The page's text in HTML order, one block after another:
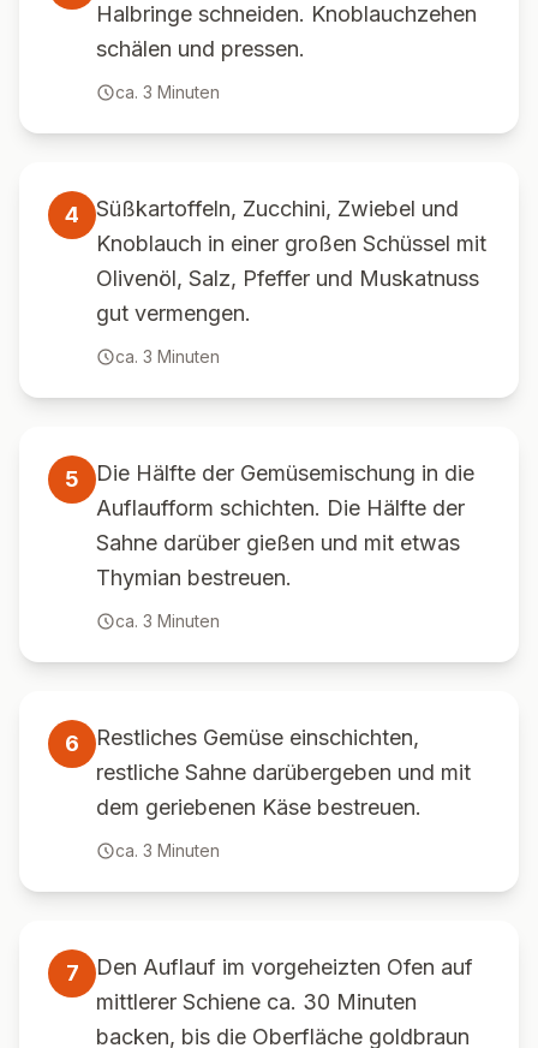
Halbringe schneiden. Knoblauchzehen
schälen und pressen.
ca. 3 Minuten
4
Süßkartoffeln, Zucchini, Zwiebel und
Knoblauch in einer großen Schüssel mit
Olivenöl, Salz, Pfeffer und Muskatnuss
gut vermengen.
ca. 3 Minuten
5
Die Hälfte der Gemüsemischung in die
Auflaufform schichten. Die Hälfte der
Sahne darüber gießen und mit etwas
Thymian bestreuen.
ca. 3 Minuten
6
Restliches Gemüse einschichten,
restliche Sahne darübergeben und mit
dem geriebenen Käse bestreuen.
ca. 3 Minuten
7
Den Auflauf im vorgeheizten Ofen auf
mittlerer Schiene ca. 30 Minuten
backen, bis die Oberfläche goldbraun